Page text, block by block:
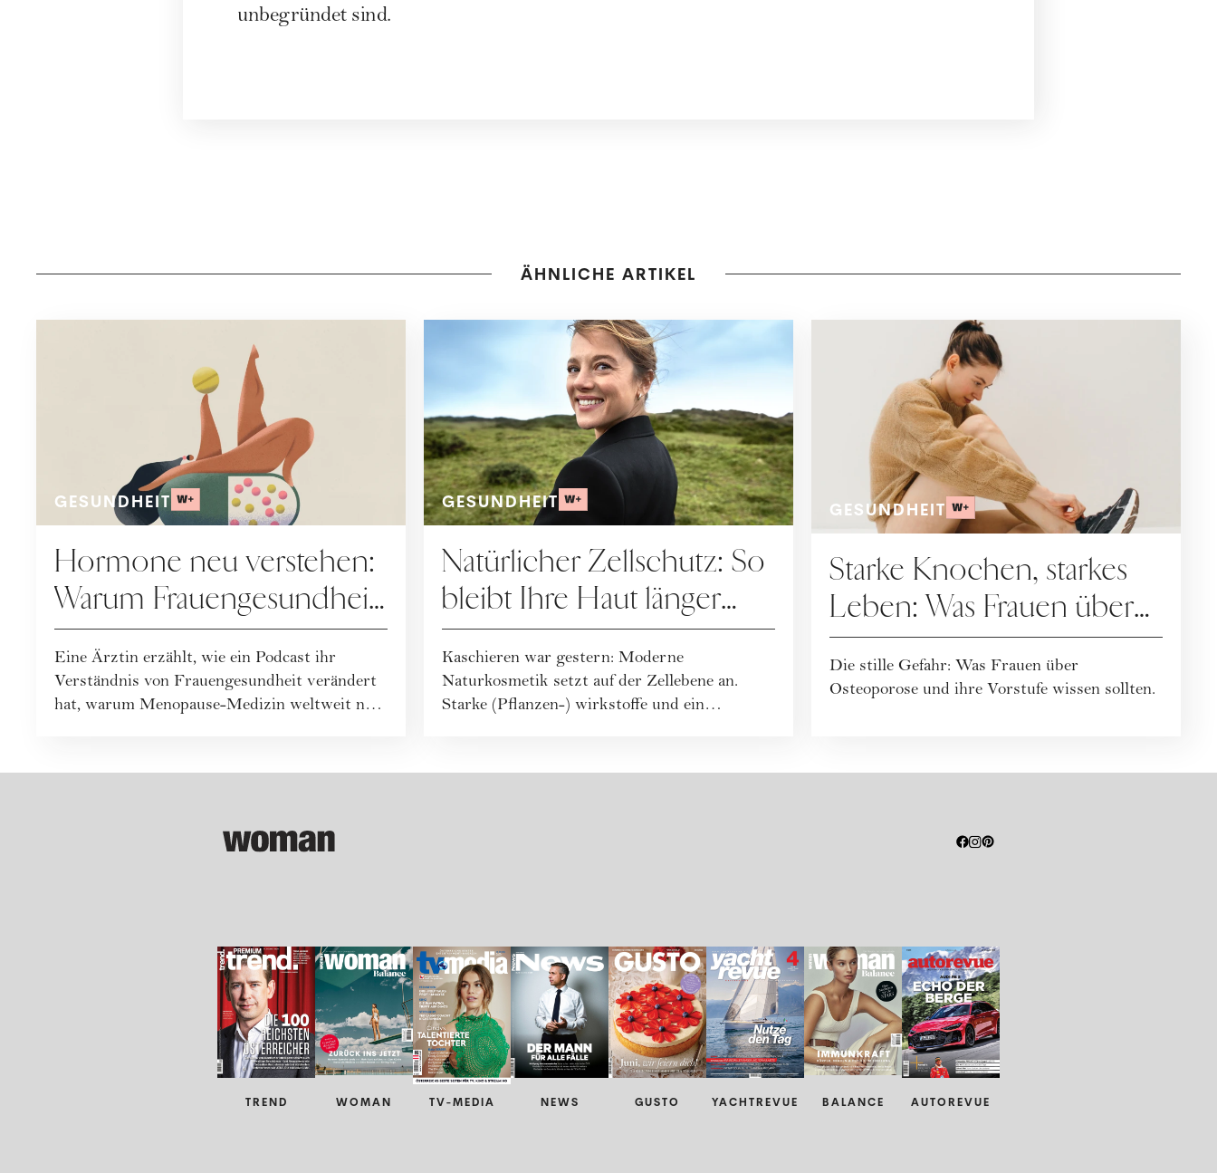
unbegründet sind.
ÄHNLICHE ARTIKEL
GESUNDHEIT
Hormone neu verstehen:
Warum Frauengesundheit
heute neu gedacht wird
Eine Ärztin erzählt, wie ein Podcast ihr
Verständnis von Frauengesundheit verändert
hat, warum Menopause-Medizin weltweit neu
GESUNDHEIT
Natürlicher Zellschutz: So
bleibt Ihre Haut länger
jung
Kaschieren war gestern: Moderne
Naturkosmetik setzt auf der Zellebene an.
Starke (Pflanzen-) wirkstoffe und ein
GESUNDHEIT
Starke Knochen, starkes
Leben: Was Frauen über
Osteoporose wissen
sollten
Die stille Gefahr: Was Frauen über
Osteoporose und ihre Vorstufe wissen sollten.
TREND WOMAN TV-MEDIA NEWS GUSTO YACHTREVUE BALANCE AUTOREVUE